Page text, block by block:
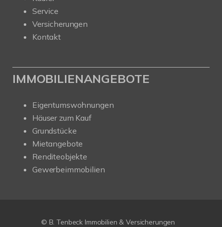
Service
Versicherungen
Kontakt
IMMOBILIENANGEBOTE
Eigentumswohnungen
Häuser zum Kauf
Grundstücke
Mietangebote
Renditeobjekte
Gewerbeimmobilien
© B. Tenbeck Immobilien & Versicherungen